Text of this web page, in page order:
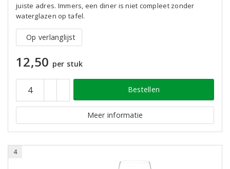
juiste adres. Immers, een diner is niet compleet zonder
waterglazen op tafel.
Op verlanglijst
12,50 per stuk
Bestellen
Meer informatie
4